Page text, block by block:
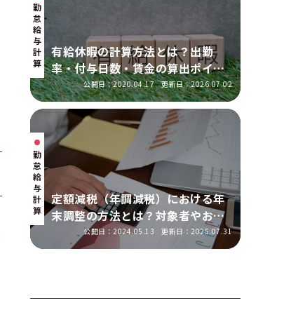
勤
怠・
給
与
計
算
有給休暇の計算方法とは？出勤
率・付与日数・賃金の算出ポイン
トを実務に即して解説
公開日：2020.04.17 更新日：2026.07.02
勤
怠・
給
与
計
算
定額減税（年調減税）における年
末調整の方法とは？対象者やおこ
なう手順を解説
公開日：2024.05.13 更新日：2025.07.31